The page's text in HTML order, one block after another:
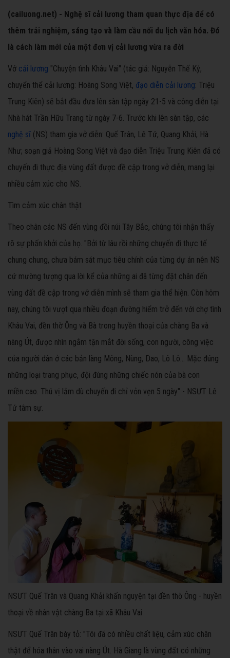
(cailuong.net) - Nghệ sĩ cải lương tham quan thực địa để có
thêm trải nghiệm, sáng tạo và làm cầu nối du lịch văn hóa. Đó
là cách làm mới của một đơn vị cải lương vừa ra đời
Vở cải lương "Chuyện tình Khâu Vai" (tác giả: Nguyễn Thế Kỷ,
chuyển thể cải lương: Hoàng Song Việt, đạo diễn cải lương: Triệu
Trung Kiên) sẽ bắt đầu đưa lên sàn tập ngày 21-5 và công diễn tại
Nhà hát Trần Hữu Trang từ ngày 7-6. Trước khi lên sàn tập, các
nghệ sĩ (NS) tham gia vở diễn: Quế Trân, Lê Tứ, Quang Khải, Hà
Như; soạn giả Hoàng Song Việt và đạo diễn Triệu Trung Kiên đã có
chuyến đi thực địa vùng đất được đề cập trong vở diễn, mang lại
nhiều cảm xúc cho NS.
Tìm cảm xúc chân thật
Theo chân các NS đến vùng đồi núi Tây Bắc, chúng tôi nhận thấy
rõ sự phấn khởi của họ. "Bởi từ lâu rồi những chuyến đi thực tế
chung chung, chưa bám sát mục tiêu chính của từng dự án nên NS
cứ mường tượng qua lời kể của những ai đã từng đặt chân đến
vùng đất đề cập trong vở diễn mình sẽ tham gia thể hiện. Còn hôm
nay, chúng tôi vượt qua nhiều đoạn đường hiểm trở đến với chợ tình
Khâu Vai, đền thờ Ông và Bà trong huyền thoại của chàng Ba và
nàng Út, được nhìn ngắm tận mắt đời sống, con người, công việc
của người dân ở các bản làng Mông, Nùng, Dao, Lô Lô… Mặc đúng
những loại trang phục, đội đúng những chiếc nón của bà con
miền cao. Thú vị lắm dù chuyến đi chỉ vỏn vẹn 5 ngày" - NSƯT Lê
Tứ tâm sự.
NSƯT Quế Trân và Quang Khải khấn nguyện tại đền thờ Ông - huyền
thoại về nhân vật chàng Ba tại xã Khâu Vai
NSƯT Quế Trân bày tỏ: "Tôi đã có nhiều chất liệu, cảm xúc chân
thật để hóa thân vào vai nàng Út. Hà Giang là vùng đất có những